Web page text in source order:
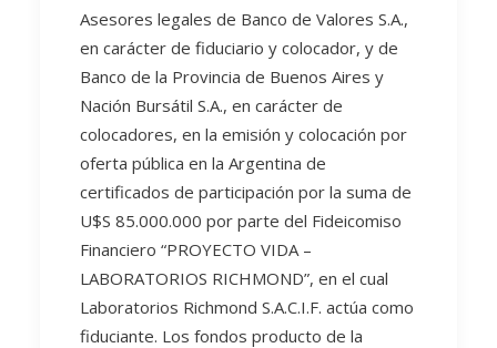
Asesores legales de Banco de Valores S.A.,
en carácter de fiduciario y colocador, y de
Banco de la Provincia de Buenos Aires y
Nación Bursátil S.A., en carácter de
colocadores, en la emisión y colocación por
oferta pública en la Argentina de
certificados de participación por la suma de
U$S 85.000.000 por parte del Fideicomiso
Financiero “PROYECTO VIDA –
LABORATORIOS RICHMOND”, en el cual
Laboratorios Richmond S.A.C.I.F. actúa como
fiduciante. Los fondos producto de la